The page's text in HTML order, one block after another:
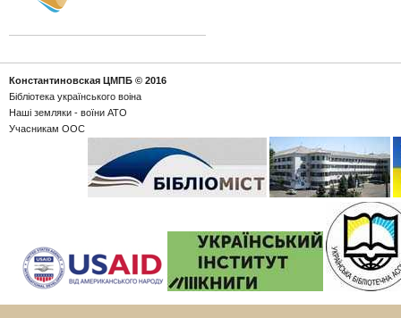
Константиновская ЦМПБ © 2016
Бібліотека українського воіна
Наші земляки - воїни АТО
Учасникам ООС